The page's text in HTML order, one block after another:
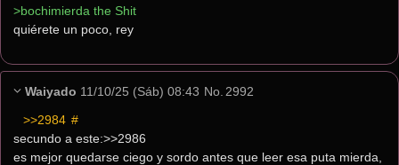
>bochimierda the Shit
quiérete un poco, rey
Waiyado 11/10/25 (Sáb) 08:43 No. 2992
>>2984 #
secundo a este:>>2986
es mejor quedarse ciego y sordo antes que leer esa puta mierda,